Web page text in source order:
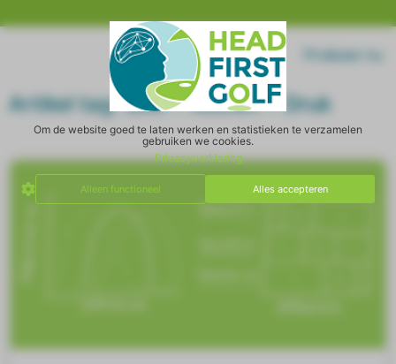
Home Log in Probeer nu
Artikel tag: Skill + Rusten + Druk
Om de website goed te laten werken en statistieken te verzamelen
gebruiken we cookies.
Privacyverklaring
Alleen functioneel Alles accepteren